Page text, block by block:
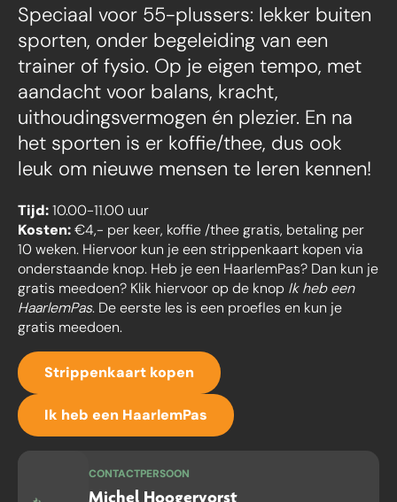
Speciaal voor 55-plussers: lekker buiten
sporten, onder begeleiding van een
trainer of fysio. Op je eigen tempo, met
aandacht voor balans, kracht,
uithoudingsvermogen én plezier. En na
het sporten is er koffie/thee, dus ook
leuk om nieuwe mensen te leren kennen!
Tijd:10.00-11.00 uur
Kosten:€4,- per keer, koffie /thee gratis, betaling per
10 weken. Hiervoor kun je een strippenkaart kopen via
onderstaande knop. Heb je een HaarlemPas? Dan kun je
gratis meedoen? Klik hiervoor op de knop Ik heb een
HaarlemPas. De eerste les is een proefles en kun je
gratis meedoen.
Strippenkaart kopen
Ik heb een HaarlemPas
CONTACTPERSOON
Michel Hoogervorst